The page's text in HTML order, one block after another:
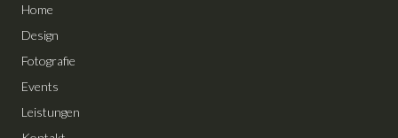
Home
Design
Fotografie
Events
Leistungen